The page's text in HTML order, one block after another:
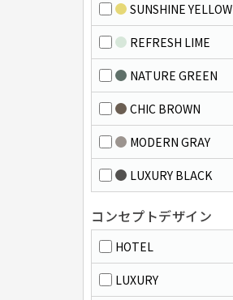
SUNSHINE YELLOW
REFRESH LIME
NATURE GREEN
CHIC BROWN
MODERN GRAY
LUXURY BLACK
コンセプトデザイン
HOTEL
LUXURY